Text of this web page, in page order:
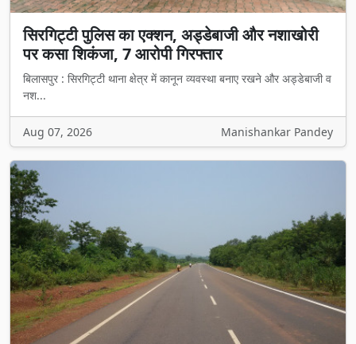
सिरगिट्टी पुलिस का एक्शन, अड्डेबाजी और नशाखोरी
पर कसा शिकंजा, 7 आरोपी गिरफ्तार
बिलासपुर : सिरगिट्टी थाना क्षेत्र में कानून व्यवस्था बनाए रखने और अड्डेबाजी व
नश...
Aug 07, 2026 Manishankar Pandey